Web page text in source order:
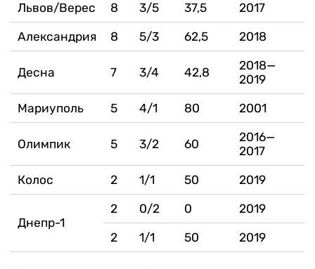
Львов/Верес 8 3/5 37,5 2017
Александрия 8 5/3 62,5 2018
Десна 7 3/4 42,8
2018—
2019
Мариуполь 5 4/1 80 2001
Олимпик 5 3/2 60
2016—
2017
Колос 2 1/1 50 2019
Днепр-1
2 0/2 0 2019
2 1/1 50 2019